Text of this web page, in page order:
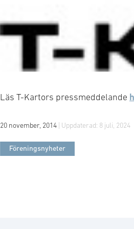
Läs T-Kartors pressmeddelande
20 november, 2014 | Uppdaterad: 8 juli, 2024
Föreningsnyheter